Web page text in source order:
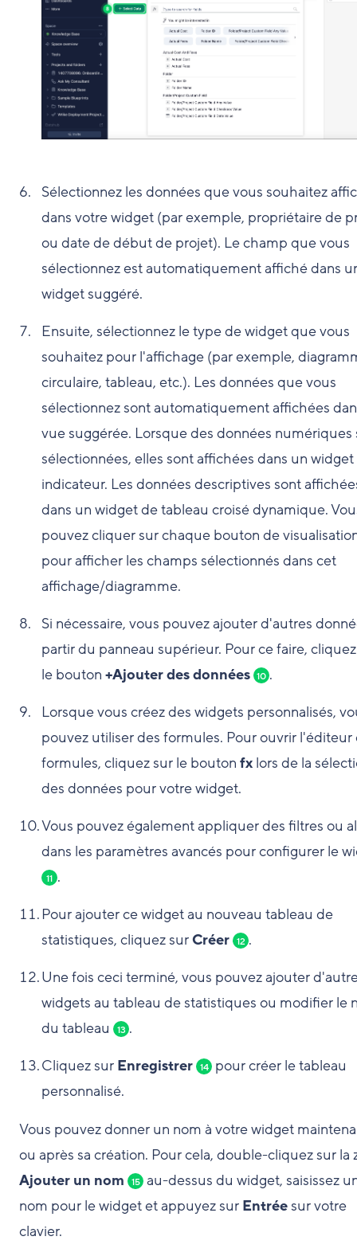
Sélectionnez les données que vous souhaitez
dans votre widget (par exemple, propriétaire de
ou date de début de projet). Le champ que vous
sélectionnez est automatiquement affiché dans
widget suggéré.
Ensuite, sélectionnez le type de widget que vous
souhaitez pour l'affichage (par exemple,
circulaire, tableau, etc.). Les données que vous
sélectionnez sont automatiquement affichées
vue suggérée. Lorsque des données numériques
sélectionnées, elles sont affichées dans un widget
indicateur. Les données descriptives sont
dans un widget de tableau croisé dynamique.
pouvez cliquer sur chaque bouton de
pour afficher les champs sélectionnés dans cet
affichage/diagramme.
Si nécessaire, vous pouvez ajouter d'autres
partir du panneau supérieur. Pour ce faire,
le bouton +Ajouter des données 10 .
Lorsque vous créez des widgets personnalisés,
pouvez utiliser des formules. Pour ouvrir l'éditeur
formules, cliquez sur le bouton fx lors de la
des données pour votre widget.
Vous pouvez également appliquer des filtres ou
dans les paramètres avancés pour configurer le
11 .
Pour ajouter ce widget au nouveau tableau de
statistiques, cliquez surCréer 12 .
Une fois ceci terminé, vous pouvez ajouter
widgets au tableau de statistiques ou modifier le
du tableau
13 .
Cliquez sur Enregistrer 14 pour créer le tableau
personnalisé.
Vous pouvez donner un nom à votre widget
ou après sa création. Pour cela, double-cliquez sur la
Ajouter un nom
15 au-dessus du widget, saisissez
nom pour le widget et appuyez sur Entréesur votre
clavier.